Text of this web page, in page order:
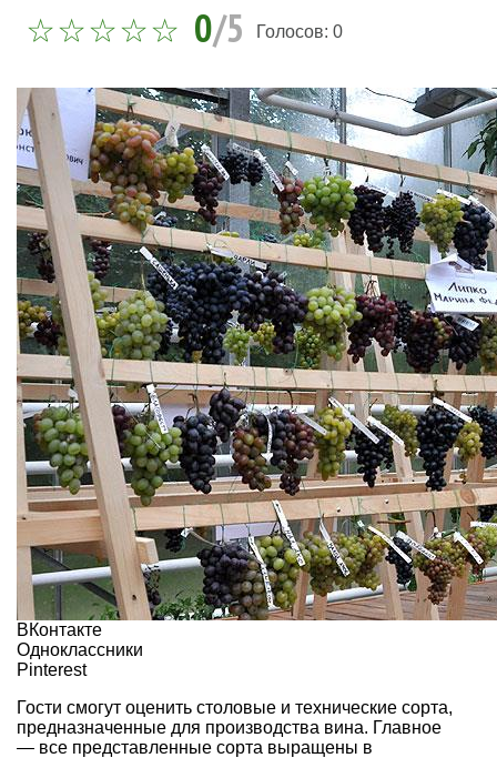
0/5 Голосов: 0
ВКонтакте
Одноклассники
Pinterest
Гости смогут оценить столовые и технические сорта,
предназначенные для производства вина. Главное
— все представленные сорта выращены в